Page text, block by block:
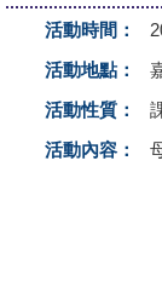
志工與社團
友站連結
活動時間：
活動地點：
活動性質：
活動內容：